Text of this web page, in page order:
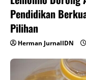
Pendidikan
Pilihan
Herman JurnalIDN